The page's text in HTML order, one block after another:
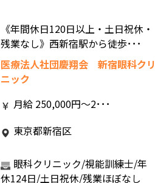
《年間休日120日以上・土日祝休・
残業なし》西新宿駅から徒歩･･･
医療法人社団慶翔会 新宿眼科クリ
ニック
月給 250,000円～2･･･
東京都新宿区
眼科クリニック/視能訓練士/年
休124日/土日祝休/残業ほぼなし